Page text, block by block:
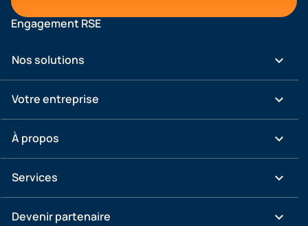
Engagement RSE
Nos solutions keyboard_arrow_down
Votre entreprise keyboard_arrow_down
À propos keyboard_arrow_down
Services keyboard_arrow_down
Devenir partenaire keyboard_arrow_down